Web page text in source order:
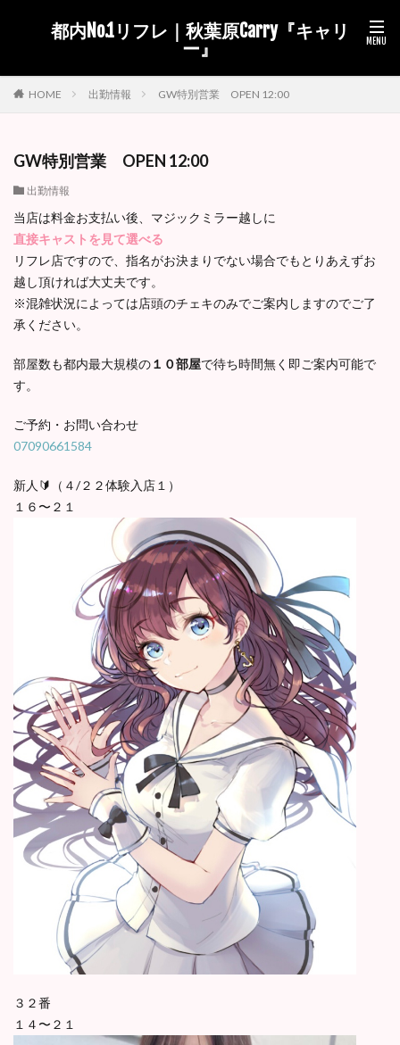
都内No.1リフレ｜秋葉原Carry『キャリ
ー』
HOME 出勤情報 GW特別営業 OPEN 12:00
GW特別営業 OPEN 12:00
出勤情報
当店は料金お支払い後、マジックミラー越しに
直接キャストを見て選べる
リフレ店ですので、指名がお決まりでない場合でもとりあえずお
越し頂ければ大丈夫です。
※混雑状況によっては店頭のチェキのみでご案内しますのでご了
承ください。
部屋数も都内最大規模の１０部屋で待ち時間無く即ご案内可能で
す。
ご予約・お問い合わせ
07090661584
新人🔰（４/２２体験入店１）
１６〜２１
３２番
１４〜２１